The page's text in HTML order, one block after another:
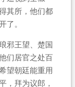
其所，他们都
了。
邪王望、楚国
们居官之处百
望朝廷能重用
，拜为议郎，